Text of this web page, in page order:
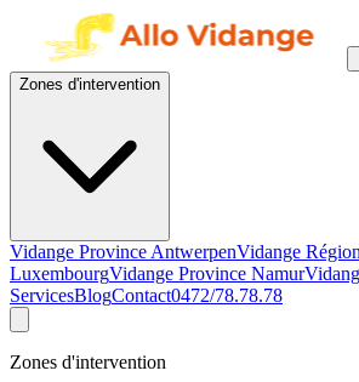
Zones d'intervention
Vidange Province AntwerpenVidange
LuxembourgVidange Province Namur
ServicesBlogContact0472/78.78.78
Zones d'intervention